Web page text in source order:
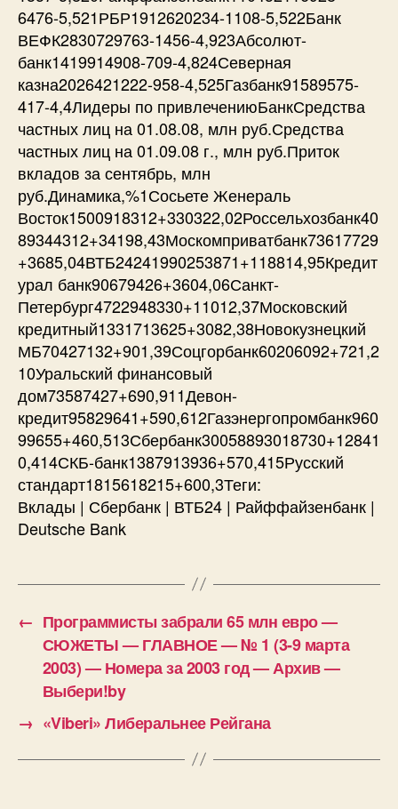
6476-5,521РБР1912620234-1108-5,522Банк
ВЕФК2830729763-1456-4,923Абсолют-
банк1419914908-709-4,824Северная
казна2026421222-958-4,525Газбанк91589575-
417-4,4Лидеры по привлечениюБанкСредства
частных лиц на 01.08.08, млн руб.Средства
частных лиц на 01.09.08 г., млн руб.Приток
вкладов за сентябрь, млн
руб.Динамика,%1Сосьете Женераль
Восток1500918312+330322,02Россельхозбанк40
89344312+34198,43Москомприватбанк73617729
+3685,04ВТБ24241990253871+118814,95Кредит
урал банк90679426+3604,06Санкт-
Петербург4722948330+11012,37Московский
кредитный1331713625+3082,38Новокузнецкий
МБ70427132+901,39Соцгорбанк60206092+721,2
10Уральский финансовый
дом73587427+690,911Девон-
кредит95829641+590,612Газэнергопромбанк960
99655+460,513Сбербанк30058893018730+12841
0,414СКБ-банк1387913936+570,415Русский
стандарт1815618215+600,3Теги:
Вклады | Сбербанк | ВТБ24 | Райффайзенбанк |
Deutsche Bank
← Программисты забрали 65 млн евро —
СЮЖЕТЫ — ГЛАВНОЕ — № 1 (3-9 марта
2003) — Номера за 2003 год — Архив —
Выбери!by
→ «Viberi» Либеральнее Рейгана